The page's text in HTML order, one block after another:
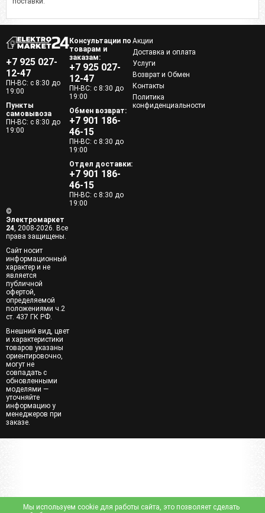
+7 925 027-
12-47
ПН-ВС: с 8:30 до
19:00
Пункты
самовывоза
ПН-ВС: с 8:30 до
19:00
Консультации по
товарам и
заказам:
+7 925 027-
12-47
ПН-ВС: с 8:30 до
19:00
Обмен возврат:
+7 901 186-
46-15
ПН-ВС: с 8:30 до
19:00
Отдел доставки:
+7 901 186-
46-15
ПН-ВС: с 8:30 до
19:00
Акции
Доставка и оплата
Услуги
Возврат и Обмен
Контакты
Политика
конфиденциальности
©
Электромаркет
24, 2008-2026. Все
права защищены.
Сайт носит
информационный
характер и не
является
публичной
офертой,
определяемой
положениями ч.2
ст. 437 ГК РФ.
Внешний вид, цвет
и характеристики
товаров указаны
ориентировочно,
могут не
совпадать с
обновленными
моделями —
уточняйте
информацию у
менеджеров при
заказе.
Мы используем cookie для работы сайта, это позволяет сделать